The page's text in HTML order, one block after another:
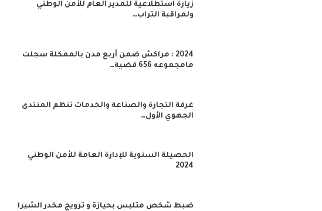
زيارة استطلاعية للمدير العام للأمن الوطني
ولمراقبة التراب…
2024 : مراكش ضمن أربع مدن بالممكلة سجلت
مامجموعه 656 قضية…
غرفة التجارة والصناعة والخدمات تنظم المنتدى
الجهوي الأول…
الحصيلة السنوية للإدارة العامة للأمن الوطني
2024
ضبط شخص متلبس بحيازة و ترويج مخدر الشيرا